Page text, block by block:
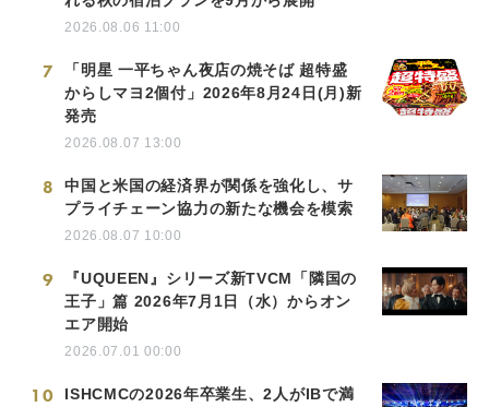
2026.08.06 11:00
7
「明星 一平ちゃん夜店の焼そば 超特盛
からしマヨ2個付」2026年8月24日(月)新
発売
2026.08.07 13:00
8
中国と米国の経済界が関係を強化し、サ
プライチェーン協力の新たな機会を模索
2026.08.07 10:00
9
『UQUEEN』シリーズ新TVCM「隣国の
王子」篇 2026年7月1日（水）からオン
エア開始
2026.07.01 00:00
10
ISHCMCの2026年卒業生、2人がIBで満